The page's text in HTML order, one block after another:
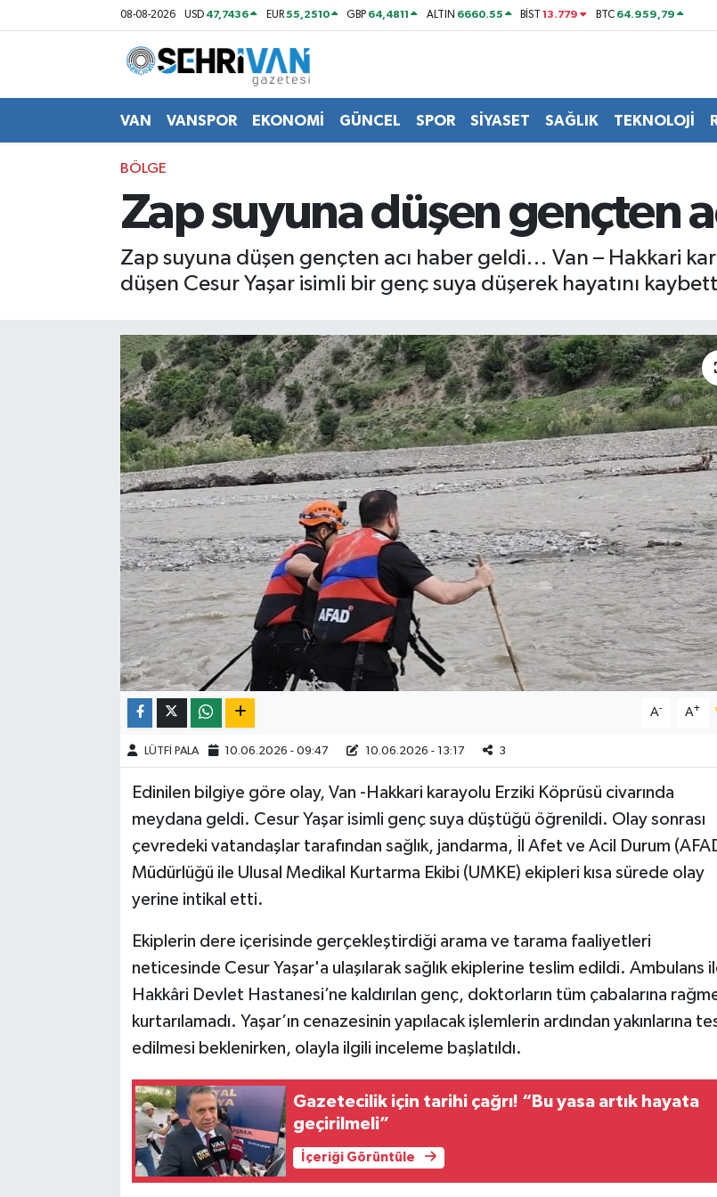
08-08-2026 USD 47,7436 EUR55,2510 GBP 64,4811 ALTIN 6660.55 BİST13.779 BTC 64.959,79
VAN VANSPOR EKONOMİ GÜNCEL SPOR SİYASET SAĞLIK TEKNOLOJİ
BÖLGE
Zap suyuna düşen gençten
Zap suyuna düşen gençten acı haber geldi… Van – Hakkari
düşen Cesur Yaşar isimli bir genç suya düşerek hayatını
A- A+
LÜTFİ PALA 10.06.2026 - 09:47 10.06.2026 - 13:17 3
Edinilen bilgiye göre olay, Van -Hakkari karayolu Erziki Köprüsü civarında
meydana geldi. Cesur Yaşar isimli genç suya düştüğü öğrenildi. Olay sonrası
çevredeki vatandaşlar tarafından sağlık, jandarma, İl Afet ve Acil Durum
Müdürlüğü ile Ulusal Medikal Kurtarma Ekibi (UMKE) ekipleri kısa sürede olay
yerine intikal etti.
Ekiplerin dere içerisinde gerçekleştirdiği arama ve tarama faaliyetleri
neticesinde Cesur Yaşar'a ulaşılarak sağlık ekiplerine teslim edildi. Ambulans
Hakkâri Devlet Hastanesi’ne kaldırılan genç, doktorların tüm çabalarına
kurtarılamadı. Yaşar’ın cenazesinin yapılacak işlemlerin ardından yakınlarına
edilmesi beklenirken, olayla ilgili inceleme başlatıldı.
Gazetecilik için tarihi çağrı! “Bu yasa artık hayata
geçirilmeli”
İçeriği Görüntüle
Van Nöbetçi Eczaneler
Van Hava Durumu
VAN Namaz Vakitleri
Van Trafik Yoğunluk Haritası
Süper Lig Puan Durumu ve Fikstür
Tüm Manşetler
Son Dakika Haberleri
Haber Arşivi